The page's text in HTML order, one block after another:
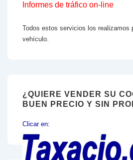
Informes de tráfico on-line
Todos estos servicios los realizamos
vehículo.
¿QUIERE VENDER SU
BUEN PRECIO Y SIN
Clicar en: